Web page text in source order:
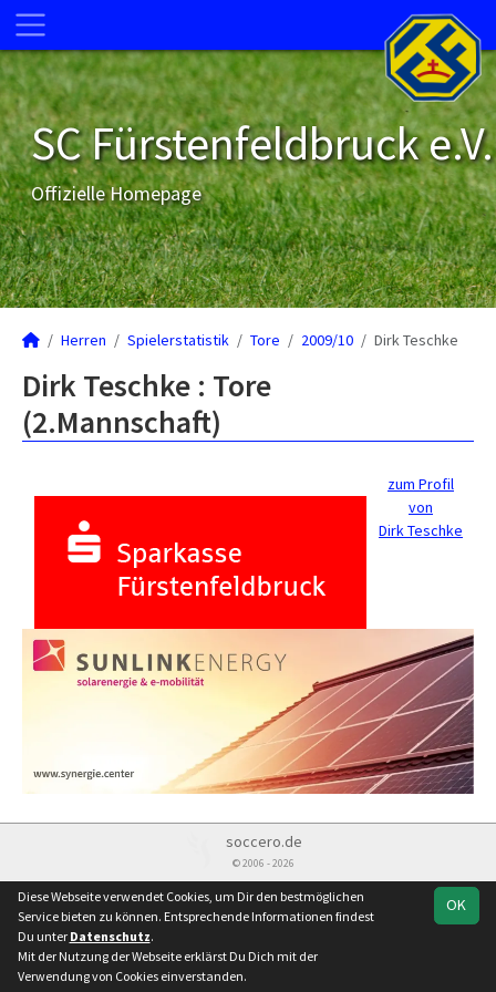
SC Fürstenfeldbruck e.V.
Offizielle Homepage
Herren Spielerstatistik Tore 2009/10 Dirk Teschke
Dirk Teschke : Tore
(2.Mannschaft)
zum Profil
von
Dirk Teschke
soccero.de
© 2006 - 2026
Besucherstatistik Kontakt Impressum Datenschutz OK
Diese Webseite verwendet Cookies, um Dir den bestmöglichen
Service bieten zu können. Entsprechende Informationen findest
Du unter Datenschutz.
Mit der Nutzung der Webseite erklärst Du Dich mit der
Verwendung von Cookies einverstanden.